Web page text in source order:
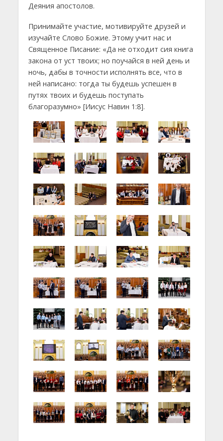
Деяния апостолов.
Принимайте участие, мотивируйте друзей и
изучайте Слово Божие. Этому учит нас и
Священное Писание: «Да не отходит сия книга
закона от уст твоих; но поучайся в ней день и
ночь, дабы в точности исполнять все, что в
ней написано: тогда ты будешь успешен в
путях твоих и будешь поступать
благоразумно» [Иисус Навин 1:8].